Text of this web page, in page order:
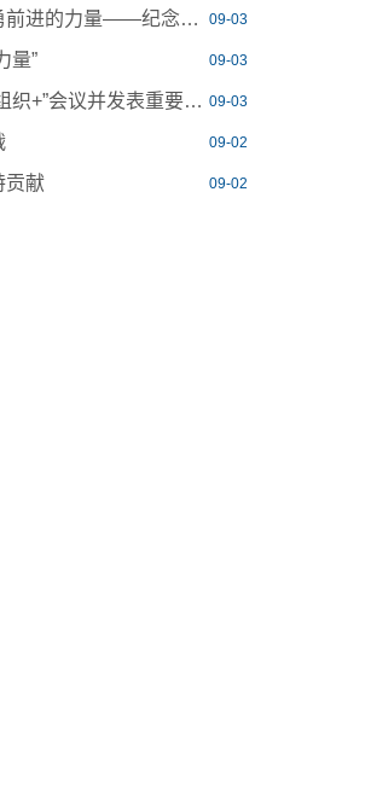
09-03
从伟大胜利中汲取奋勇前进的力量——纪念中国人民抗日战争暨世界反法西斯战争胜利八十周年
09-03
量”
09-03
习近平主持“上海合作组织+”会议并发表重要讲话
09-02
09-02
贡献